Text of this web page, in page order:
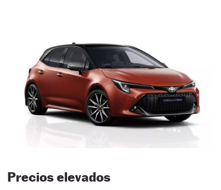
Precios elevados